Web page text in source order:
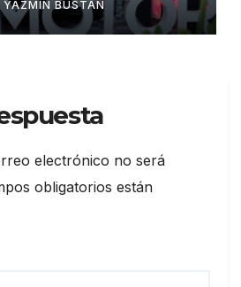
durante
Pacífico 2026
YAZMÍN BUSTÁN
electrónico no será
obligatorios están